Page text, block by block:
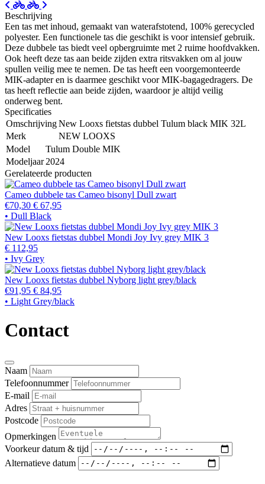
Beschrijving
Een tas met inhoud, gemaakt van waterafstotend, 100% gerecycled
polyester. Een functionele tas die geschikt is voor intensief gebruik.
Deze dubbele tas biedt veel opbergruimte met 2 ruime hoofdvakken.
Ook heeft deze tas aan beide zijden extra ritsvakken om al jouw
spullen veilig mee te nemen. De tas heeft een voorgemonteerde
MIK-adapter en is daarmee geschikt voor MIK-bagagedragers. De
tas heeft reflectie aan beide zijden, waardoor je altijd veilig
onderweg bent.
Specificaties
OmschrijvingNew Looxs fietstas dubbel Tulum black MIK 32L
Merk
NEW LOOXS
Model
Tulum Double MIK
Modeljaar 2024
Gerelateerde producten
Cameo dubbele tas Cameo bisonyl Dull zwart
€70,30 € 67,95
• Dull Black
New Looxs fietstas dubbel Mondi Joy Ivy grey MIK 3
€ 112,95
• Ivy Grey
New Looxs fietstas dubbel Nyborg light grey/black
€91,95 € 84,95
• Light Grey/black
Contact
Naam
Telefoonnummer
E-mail
Adres
Postcode
Opmerkingen
Voorkeur datum & tijd
Alternatieve datum